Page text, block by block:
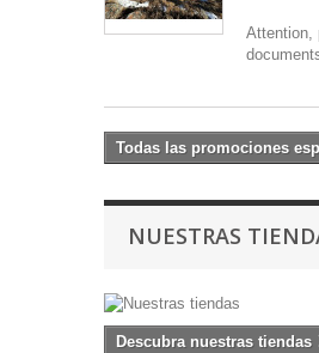
Attention,
Todas las promociones
NUESTRAS
Descubra nuestras tiendas